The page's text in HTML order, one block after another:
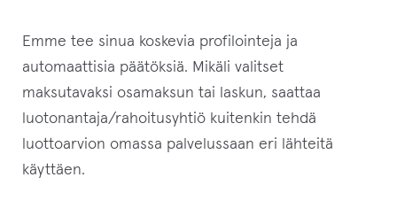
Emme tee sinua koskevia profilointeja ja
automaattisia päätöksiä. Mikäli valitset
maksutavaksi osamaksun tai laskun, saattaa
luotonantaja/rahoitusyhtiö kuitenkin tehdä
luottoarvion omassa palvelussaan eri lähteitä
käyttäen.